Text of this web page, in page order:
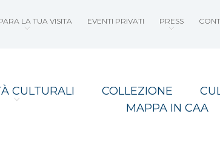
LA TUA VISITA EVENTI PRIVATI PRESS
CULTURALI COLLEZIONE
MAPPA IN CAA